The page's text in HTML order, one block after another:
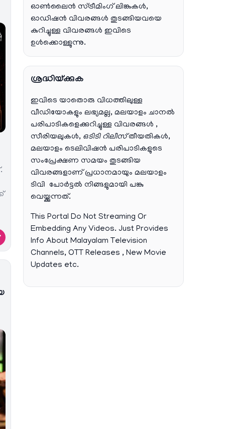
ഓൺലൈൻ സ്ട്രീമിംഗ് ലിങ്കുകൾ,
ഓഡിഷൻ വിവരങ്ങൾ തുടങ്ങിയവയെ
കുറിച്ചുള്ള വിവരങ്ങൾ ഇവിടെ
ഉൾക്കൊള്ളുന്നു.
ശ്രദ്ധിയ്ക്കുക
ഇവിടെ യാതൊരു വിധത്തിലുള്ള
വീഡിയോകളും ലഭ്യമല്ല, മലയാളം ചാനല്‍
പരിപാടികളെക്കുറിച്ചുള്ള വിവരങ്ങള്‍ ,
സീരിയലുകള്‍, ഒടിടി റിലീസ്തീയതികള്‍,
മലയാളം ടെലിവിഷന്‍ പരിപാടികളുടെ
സംപ്രേക്ഷണ സമയം തുടങ്ങിയ
വിവരങ്ങളാണ് പ്രധാനമായും മലയാളം
ടിവി പോര്‍ട്ടല്‍ നിങ്ങളുമായി പങ്കു
വെയ്ക്കുന്നത്.
This Portal Do Not Streaming Or
Embedding Any Videos. Just Provides
Info About Malayalam Television
Channels, OTT Releases , New Movie
Updates etc.